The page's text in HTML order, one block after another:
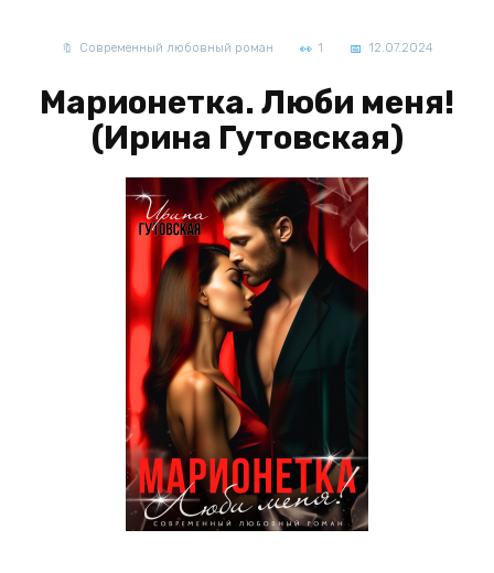
Современный любовный роман 1 12.07.2024
Марионетка. Люби меня!
(Ирина Гутовская)